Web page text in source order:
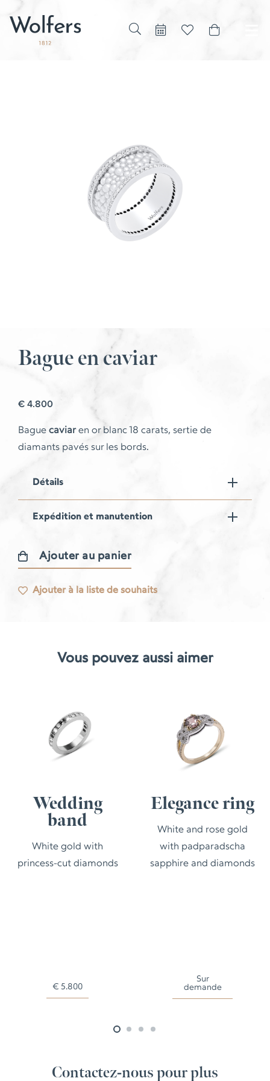
Bague en caviar
€4.800
Bague caviaren or blanc 18 carats, sertie de
diamants pavés sur les bords.
Détails
Expédition et manutention
quantité
de
Ajouter au panier
Ajouter à la liste de souhaits
Vous pouvez aussi aimer
Wedding
band
White gold with
princess-cut diamonds
€ 5.800
Elegance ring
White and rose gold
with padparadscha
sapphire and diamonds
Sur
demande
Contactez-nous pour plus